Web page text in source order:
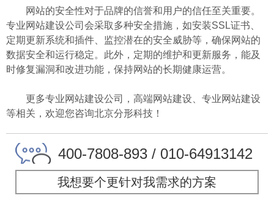
网站的安全性对于品牌的信誉和用户的信任至关重要。
专业网站建设公司会采取多种安全措施，如安装SSL证书、
定期更新系统和插件、监控潜在的安全威胁等，确保网站的
数据安全和运行稳定。此外，定期的维护和更新服务，能及
时修复漏洞和改进功能，保持网站的长期健康运营。
更多专业网站建设公司，高端网站建设、专业网站建设
等相关，欢迎您咨询北京分形科技！
400-7808-893 / 010-64913142
我想要个更针对我需求的方案